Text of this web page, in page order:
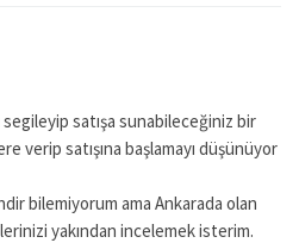
satışa sunabileceğiniz bir
verip satışına başlamayı düşünüyor
bilemiyorum ama Ankarada olan
yakından incelemek isterim.